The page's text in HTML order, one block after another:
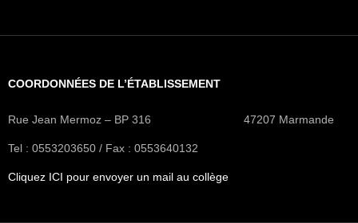
COORDONNÉES DE L’ÉTABLISSEMENT
Rue Jean Mermoz – BP 316 47207 Marmande
Tel : 0553203650 / Fax : 0553640132
Cliquez ICI pour envoyer un mail au collège